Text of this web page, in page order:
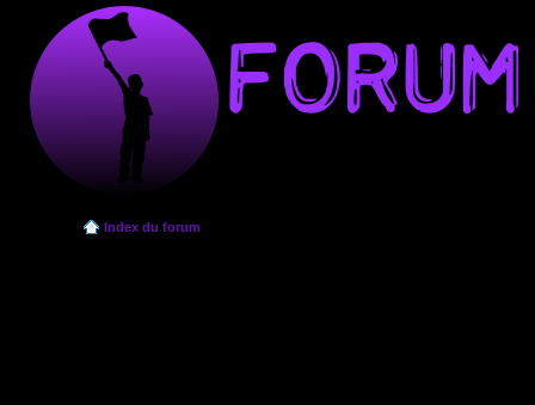
Index du forum